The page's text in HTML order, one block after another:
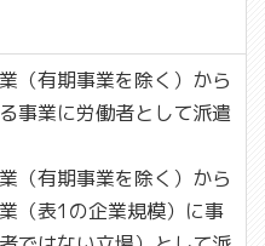
（有期事業を除く）から
事業に労働者として派遣
（有期事業を除く）から
（表1の企業規模）に事